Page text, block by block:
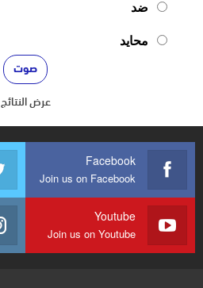
ضد
محايد
عرض النتائج
Facebook
Join us on Facebook
Youtube
Join us on Youtube